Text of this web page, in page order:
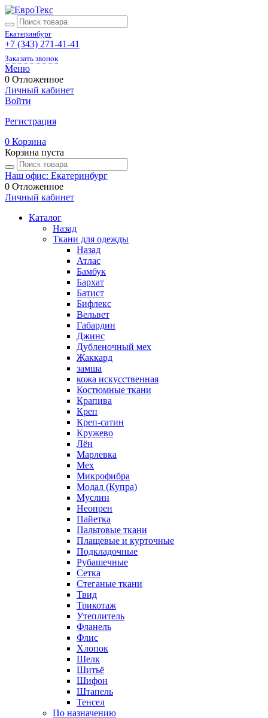
Екатеринбург
+7 (343) 271-41-41
Заказать звонок
Меню
0 Отложенное
Личный кабинет
Войти
Регистрация
0 Корзина
Корзина пуста
Наш офис: Екатеринбург
0 Отложенное
Личный кабинет
Каталог
Назад
Ткани для одежды
Назад
Атлас
Бамбук
Бархат
Батист
Бифлекс
Вельвет
Габардин
Джинс
Дубленочный мех
Жаккард
замша
кожа искусственная
Костюмные ткани
Крапива
Креп
Креп-сатин
Кружево
Лён
Марлевка
Мех
Микрофибра
Модал (Купра)
Муслин
Неопрен
Пайетка
Пальтовые ткани
Плащевые и курточные
Подкладочные
Рубашечные
Сетка
Стеганые ткани
Твид
Трикотаж
Утеплитель
Фланель
Флис
Хлопок
Шелк
Шитьё
Шифон
Штапель
Тенсел
По назначению